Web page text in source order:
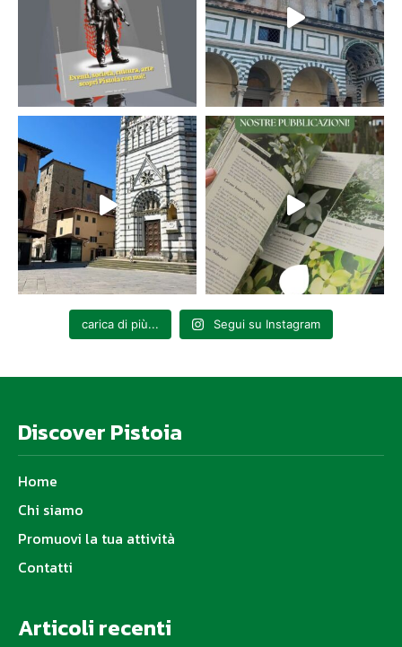
carica di più... Segui su Instagram
Discover Pistoia
Home
Chi siamo
Promuovi la tua attività
Contatti
Articoli recenti